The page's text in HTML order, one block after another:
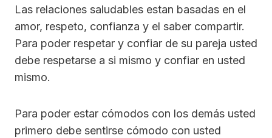
Las relaciones saludables estan basadas en el
amor, respeto, confianza y el saber compartir.
Para poder respetar y confiar de su pareja usted
debe respetarse a si mismo y confiar en usted
mismo.
Para poder estar cómodos con los demás usted
primero debe sentirse cómodo con usted